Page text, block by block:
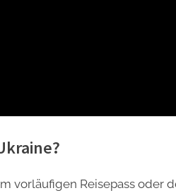
vorläufigen Reisepass oder